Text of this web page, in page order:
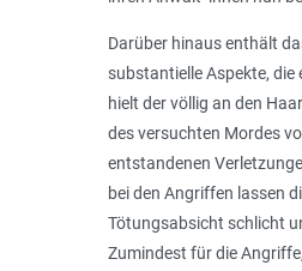
Darüber hinaus enthält
substantielle Aspekte,
hielt der völlig an den
des versuchten Mordes
entstandenen
bei den Angriffen lassen
Tötungsabsicht schlicht
Zumindest für die